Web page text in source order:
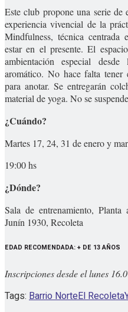
Este club propone una serie de
experiencia vivencial de la
Mindfulness, técnica centrada
estar en el presente. El
ambientación especial
aromático. No hace falta tener
para anotar. Se entregarán
material de yoga. No se
¿Cuándo?
Martes 17, 24, 31 de enero y
19:00 hs
¿Dónde?
Sala de entrenamiento,
Junín 1930, Recoleta
EDAD RECOMENDADA: + DE 13 AÑOS
Inscripciones desde el lunes
Tags: Barrio NorteEl Recoleta